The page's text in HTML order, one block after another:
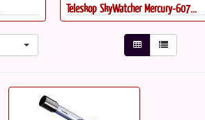
Teleskop SkyWatcher Mercury-607...